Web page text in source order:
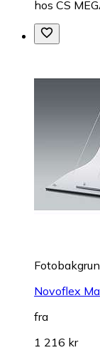
hos CS
Novoflex
fra
1 216 kr